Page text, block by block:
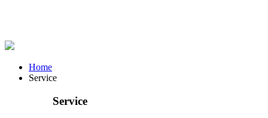
Home
Service
Service